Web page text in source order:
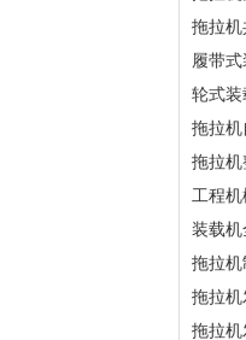
拖拉
履带
轮式装
拖拉机
拖拉
工程
装载机
拖拉机
拖拉机
拖拉机